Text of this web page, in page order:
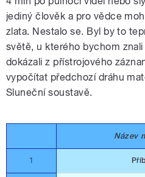
jediný člověk a pro vědce
zlata. Nestalo se. Byl by to
světě, u kterého bychom
dokázali z přístrojového
vypočítat předchozí dráhu
Sluneční soustavě.
Název
1